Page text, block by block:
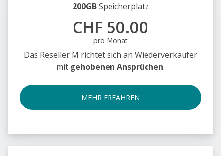
200GB Speicherplatz
CHF 50.00
pro Monat
Das Reseller M richtet sich an Wiederverkäufer
mit gehobenen Ansprüchen.
MEHR ERFAHREN